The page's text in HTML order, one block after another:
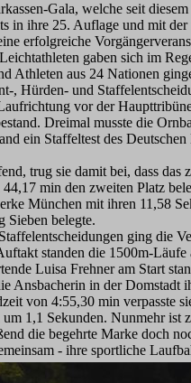
Gala, welche seit
in ihre 25. Auflage und mit
erfolgreiche
gaben sich im
Athleten aus 24 Nationen
, Hürden- und
vor der
Dreimal musste die
ein Staffeltest des
trug sie damit bei, dass
min den zweiten Platz
München mit ihren 11,58
Sieben belegte.
ging die
standen die 1500m-
Luisa Frehner am Start
Ansbacherin in der Domstadt
von 4:55,30 min verpasste
um 1,1 Sekunden. Nunmehr ist
die begehrte Marke doch
- ihre sportliche